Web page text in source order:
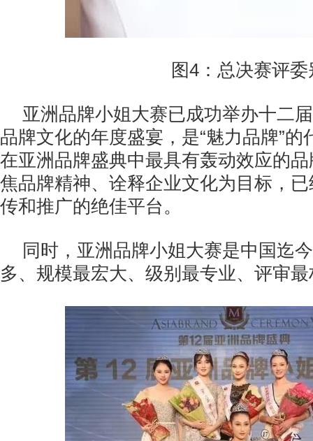
图4：总决赛评委
亚洲品牌小姐大赛已成功举办十二
品牌文化的年度盛宴，是“魅力品牌”的
在亚洲品牌盛典中最具有轰动效应的
焦品牌精神、诠释企业文化为目标，
传和推广的绝佳平台。
同时，亚洲品牌小姐大赛是中国迄
多、规模最宏大、级别最专业、评审